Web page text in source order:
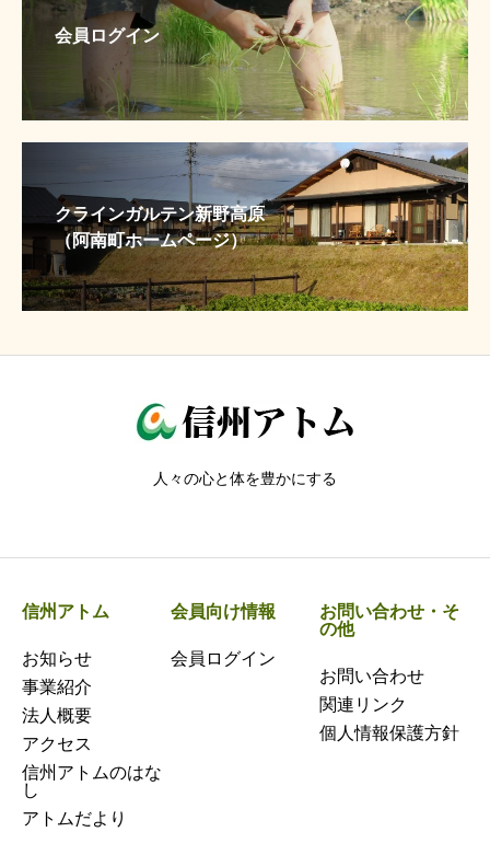
会員ログイン
クラインガルテン新野高原
（阿南町ホームページ）
人々の心と体を豊かにする
信州アトム
お知らせ
事業紹介
法人概要
アクセス
信州アトムのはな
し
アトムだより
会員向け情報
会員ログイン
お問い合わせ・そ
の他
お問い合わせ
関連リンク
個人情報保護方針